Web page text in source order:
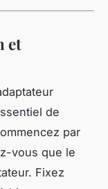
et
de
par
vous que le
Fixez